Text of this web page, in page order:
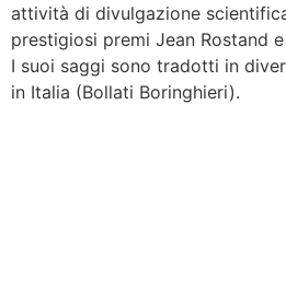
attività di divulgazione
prestigiosi premi Jean Rostand e
I suoi saggi sono tradotti in
in Italia (Bollati Boringhieri).